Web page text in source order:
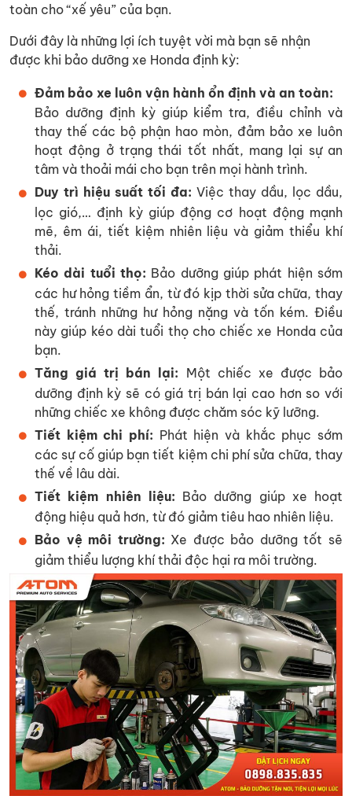
toàn cho “xế yêu” của bạn.
Dưới đây là những lợi ích tuyệt vời mà bạn sẽ nhận
được khi bảo dưỡng xe Honda định kỳ:
Đảm bảo xe luôn vận hành ổn định và an toàn:
Bảo dưỡng định kỳ giúp kiểm tra, điều chỉnh và
thay thế các bộ phận hao mòn, đảm bảo xe luôn
hoạt động ở trạng thái tốt nhất, mang lại sự an
tâm và thoải mái cho bạn trên mọi hành trình.
Duy trì hiệu suất tối đa: Việc thay dầu, lọc dầu,
lọc gió,… định kỳ giúp động cơ hoạt động mạnh
mẽ, êm ái, tiết kiệm nhiên liệu và giảm thiểu khí
thải.
Kéo dài tuổi thọ: Bảo dưỡng giúp phát hiện sớm
các hư hỏng tiềm ẩn, từ đó kịp thời sửa chữa, thay
thế, tránh những hư hỏng nặng và tốn kém. Điều
này giúp kéo dài tuổi thọ cho chiếc xe Honda của
bạn.
Tăng giá trị bán lại: Một chiếc xe được bảo
dưỡng định kỳ sẽ có giá trị bán lại cao hơn so với
những chiếc xe không được chăm sóc kỹ lưỡng.
Tiết kiệm chi phí: Phát hiện và khắc phục sớm
các sự cố giúp bạn tiết kiệm chi phí sửa chữa, thay
thế về lâu dài.
Tiết kiệm nhiên liệu: Bảo dưỡng giúp xe hoạt
động hiệu quả hơn, từ đó giảm tiêu hao nhiên liệu.
Bảo vệ môi trường: Xe được bảo dưỡng tốt sẽ
giảm thiểu lượng khí thải độc hại ra môi trường.